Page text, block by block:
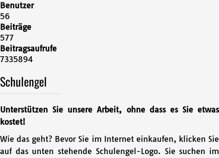
Benutzer
56
Beiträge
577
Beitragsaufrufe
7335894
Schulengel
Unterstützen Sie unsere Arbeit, ohne dass es Sie etwas
kostet!
Wie das geht? Bevor Sie im Internet einkaufen, klicken Sie
auf das unten stehende Schulengel-Logo. Sie suchen im